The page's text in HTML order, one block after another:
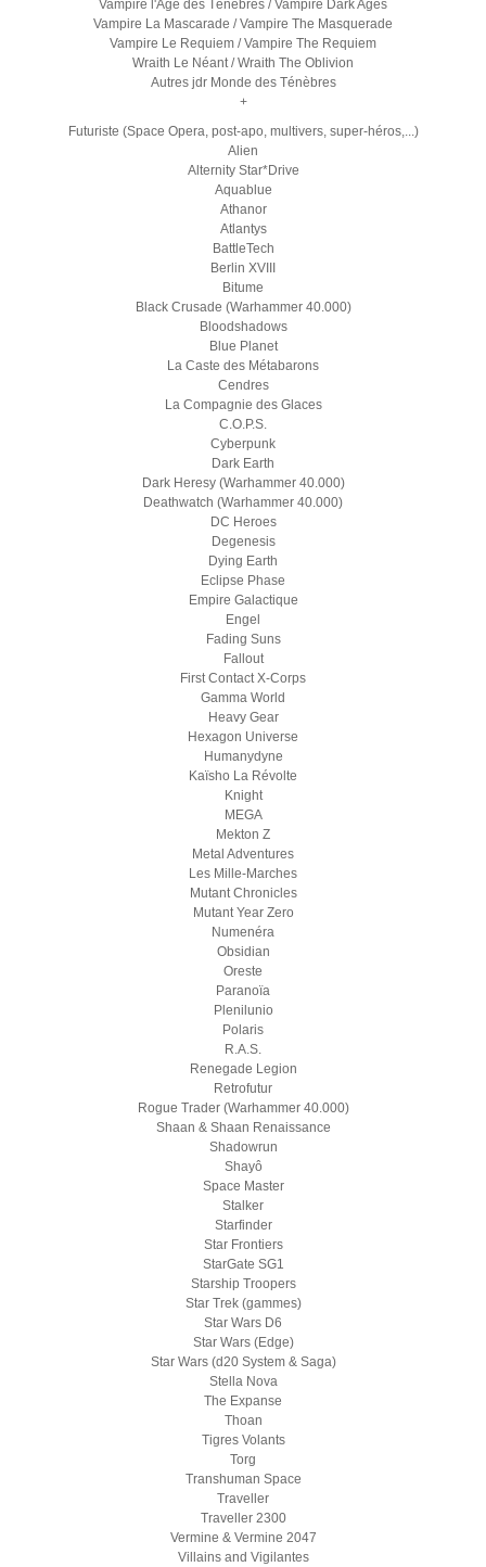
Vampire l'Age des Ténèbres / Vampire Dark Ages
Vampire La Mascarade / Vampire The Masquerade
Vampire Le Requiem / Vampire The Requiem
Wraith Le Néant / Wraith The Oblivion
Autres jdr Monde des Ténèbres
+
Futuriste (Space Opera, post-apo, multivers, super-héros,...)
Alien
Alternity Star*Drive
Aquablue
Athanor
Atlantys
BattleTech
Berlin XVIII
Bitume
Black Crusade (Warhammer 40.000)
Bloodshadows
Blue Planet
La Caste des Métabarons
Cendres
La Compagnie des Glaces
C.O.P.S.
Cyberpunk
Dark Earth
Dark Heresy (Warhammer 40.000)
Deathwatch (Warhammer 40.000)
DC Heroes
Degenesis
Dying Earth
Eclipse Phase
Empire Galactique
Engel
Fading Suns
Fallout
First Contact X-Corps
Gamma World
Heavy Gear
Hexagon Universe
Humanydyne
Kaïsho La Révolte
Knight
MEGA
Mekton Z
Metal Adventures
Les Mille-Marches
Mutant Chronicles
Mutant Year Zero
Numenéra
Obsidian
Oreste
Paranoïa
Plenilunio
Polaris
R.A.S.
Renegade Legion
Retrofutur
Rogue Trader (Warhammer 40.000)
Shaan & Shaan Renaissance
Shadowrun
Shayô
Space Master
Stalker
Starfinder
Star Frontiers
StarGate SG1
Starship Troopers
Star Trek (gammes)
Star Wars D6
Star Wars (Edge)
Star Wars (d20 System & Saga)
Stella Nova
The Expanse
Thoan
Tigres Volants
Torg
Transhuman Space
Traveller
Traveller 2300
Vermine & Vermine 2047
Villains and Vigilantes